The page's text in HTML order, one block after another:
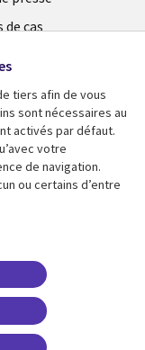
de cas
personnelles
tiers afin de vous
sont nécessaires au
activés par défaut.
votre
de navigation.
ou certains d’entre